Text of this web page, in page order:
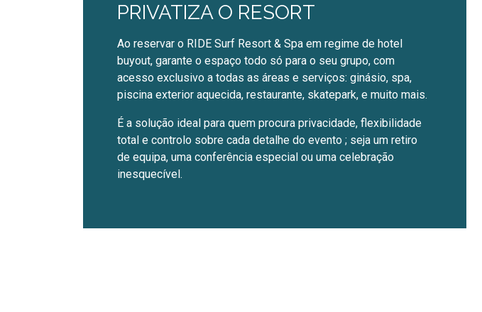
PRIVATIZA O RESORT
Ao reservar o RIDE Surf Resort & Spa em regime de hotel
buyout, garante o espaço todo só para o seu grupo, com
acesso exclusivo a todas as áreas e serviços: ginásio, spa,
piscina exterior aquecida, restaurante, skatepark, e muito mais.
É a solução ideal para quem procura privacidade, flexibilidade
total e controlo sobre cada detalhe do evento ; seja um retiro
de equipa, uma conferência especial ou uma celebração
inesquecível.